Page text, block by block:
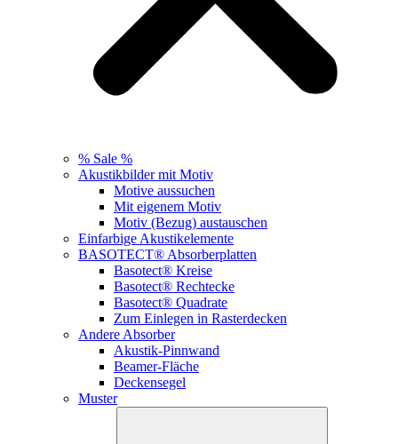
% Sale %
Akustikbilder mit Motiv
Motive aussuchen
Mit eigenem Motiv
Motiv (Bezug) austauschen
Einfarbige Akustikelemente
BASOTECT® Absorberplatten
Basotect® Kreise
Basotect® Rechtecke
Basotect® Quadrate
Zum Einlegen in Rasterdecken
Andere Absorber
Akustik-Pinnwand
Beamer-Fläche
Deckensegel
Muster